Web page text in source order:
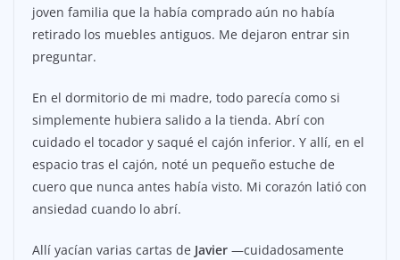
joven familia que la había comprado aún no había
retirado los muebles antiguos. Me dejaron entrar sin
preguntar.
En el dormitorio de mi madre, todo parecía como si
simplemente hubiera salido a la tienda. Abrí con
cuidado el tocador y saqué el cajón inferior. Y allí, en el
espacio tras el cajón, noté un pequeño estuche de
cuero que nunca antes había visto. Mi corazón latió con
ansiedad cuando lo abrí.
Allí yacían varias cartas de Javier —cuidadosamente